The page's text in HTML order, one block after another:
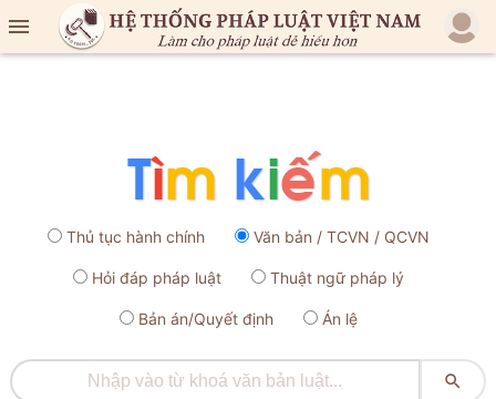

Thủ tục hành chính Văn bản / TCVN / QCVN
Hỏi đáp pháp luật Thuật ngữ pháp lý
Bản án/Quyết định Án lệ
